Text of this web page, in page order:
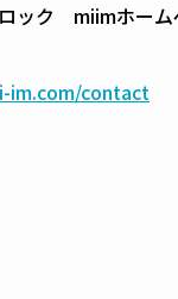
ック miimホーム
im.com/contact